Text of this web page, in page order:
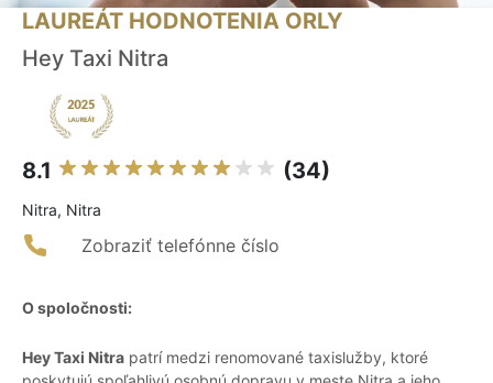
LAUREÁT HODNOTENIA ORLY
Hey Taxi Nitra
8.1 (34)
Nitra, Nitra
Zobraziť telefónne číslo
O spoločnosti:
Hey Taxi Nitra patrí medzi renomované taxislužby, ktoré